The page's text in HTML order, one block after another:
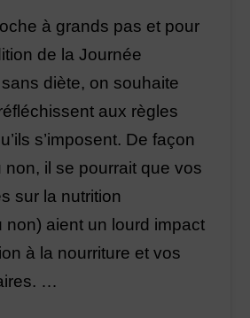
à grands pas et pour
de la Journée
diète, on souhaite
aux règles
s’imposent. De façon
il se pourrait que vos
sur la nutrition
non) aient un lourd impact
à la nourriture et vos
…